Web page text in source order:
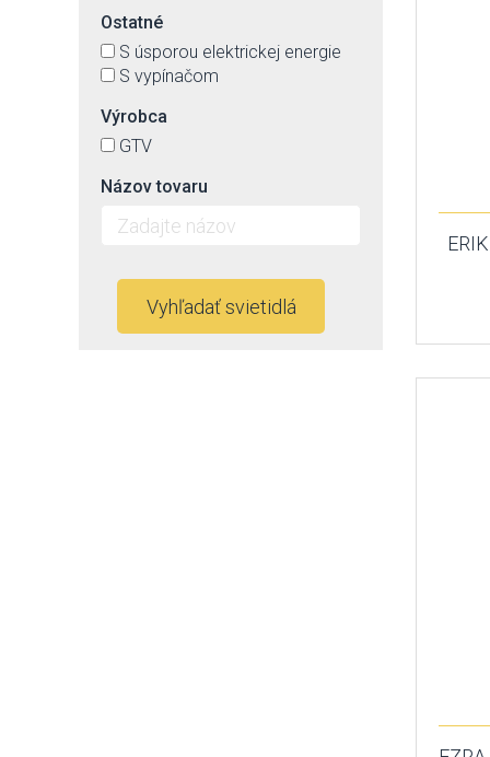
Ostatné
S úsporou elektrickej energie
S vypínačom
Výrobca
GTV
Názov tovaru
Vyhľadať svietidlá